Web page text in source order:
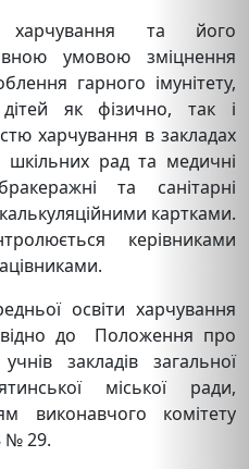
харчування та його
умовою зміцнення
гарного імунітету,
як фізично, так і
харчування в закладах
шкільних рад та медичні
та санітарні
картками.
керівниками
освіти харчування
до Положення про
закладів загальної
міської ради,
виконавчого комітету
№ 29.